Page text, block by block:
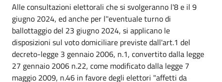
Alle consultazioni elettorali che si svolgeranno l'8 e il 9
giugno 2024, ed anche per l''eventuale turno di
ballottaggio del 23 giugno 2024, si applicano le
disposizioni sul voto domiciliare previste dall'art.1 del
decreto-legge 3 gennaio 2006, n.1, convertito dalla legge
27 gennaio 2006 n.22, come modificato dalla legge 7
maggio 2009, n.46 in favore degli elettori "affetti da